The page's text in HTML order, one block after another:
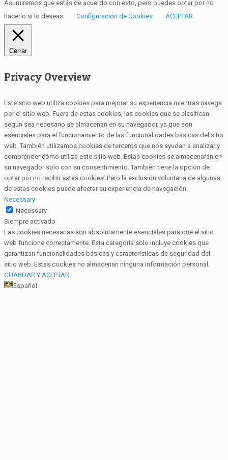
Asumiremos que estás de acuerdo con esto, pero puedes optar por no
hacerlo si lo deseas.
Configuración de Cookies ACEPTAR
Cerrar
Privacy Overview
Este sitio web utiliza cookies para mejorar su experiencia mientras navega
por el sitio web. Fuera de estas cookies, las cookies que se clasifican
según sea necesario se almacenan en su navegador, ya que son
esenciales para el funcionamiento de las funcionalidades básicas del sitio
web. También utilizamos cookies de terceros que nos ayudan a analizar y
comprender cómo utiliza este sitio web. Estas cookies se almacenarán en
su navegador solo con su consentimiento. También tiene la opción de
optar por no recibir estas cookies. Pero la exclusión voluntaria de algunas
de estas cookies puede afectar su experiencia de navegación.
Necessary
Necessary
Siempre activado
Las cookies necesarias son absolutamente esenciales para que el sitio
web funcione correctamente. Esta categoría solo incluye cookies que
garantizan funcionalidades básicas y características de seguridad del
sitio web. Estas cookies no almacenan ninguna información personal.
GUARDAR Y ACEPTAR
Español